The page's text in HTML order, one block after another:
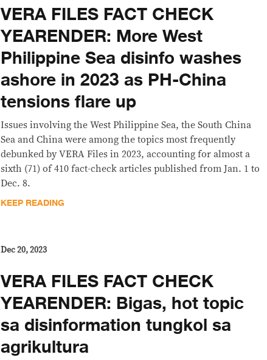
VERA FILES FACT CHECK
YEARENDER: More West
Philippine Sea disinfo washes
ashore in 2023 as PH-China
tensions flare up
Issues involving the West Philippine Sea, the South China
Sea and China were among the topics most frequently
debunked by VERA Files in 2023, accounting for almost a
sixth (71) of 410 fact-check articles published from Jan. 1 to
Dec. 8.
KEEP READING
Dec 20, 2023
VERA FILES FACT CHECK
YEARENDER: Bigas, hot topic
sa disinformation tungkol sa
agrikultura